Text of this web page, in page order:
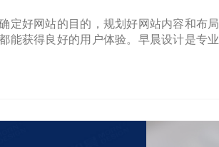
定好网站的目的，规划好网站内容和
获得良好的用户体验。早晨设计是专